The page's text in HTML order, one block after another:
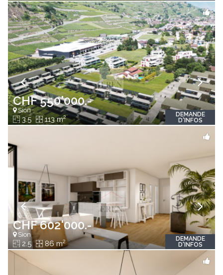
CHF 550'000.-
Sion
3.5 113 m2
DEMANDE
D'INFOS
CHF 602'000.-
Sion
2.5 86 m2
DEMANDE
D'INFOS